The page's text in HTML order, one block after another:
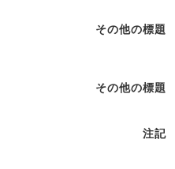
その他の標題
その他の標題
注記